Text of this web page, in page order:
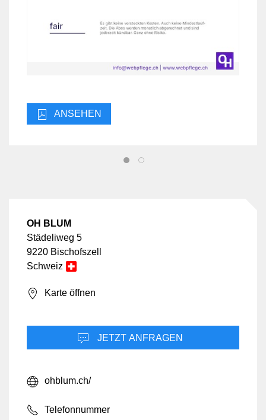
ANSEHEN
OH BLUM
Städeliweg 5
9220 Bischofszell
Schweiz
Karte öffnen
JETZT ANFRAGEN
ohblum.ch/
Telefonnummer